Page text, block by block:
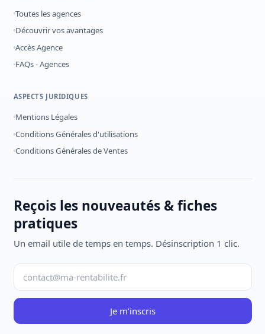
Toutes les agences
Découvrir vos avantages
Accès Agence
FAQs - Agences
ASPECTS JURIDIQUES
Mentions Légales
Conditions Générales d'utilisations
Conditions Générales de Ventes
Reçois les nouveautés & fiches
pratiques
Un email utile de temps en temps. Désinscription 1 clic.
Je m’inscris